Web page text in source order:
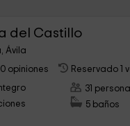
del Castillo
Ávila
0 opiniones
Reservado 1
31
5 baños